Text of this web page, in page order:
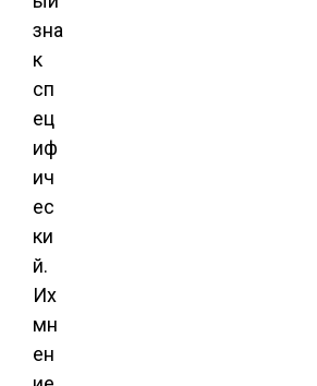
зна
к
сп
ец
иф
ич
ес
ки
й.
Их
мн
ен